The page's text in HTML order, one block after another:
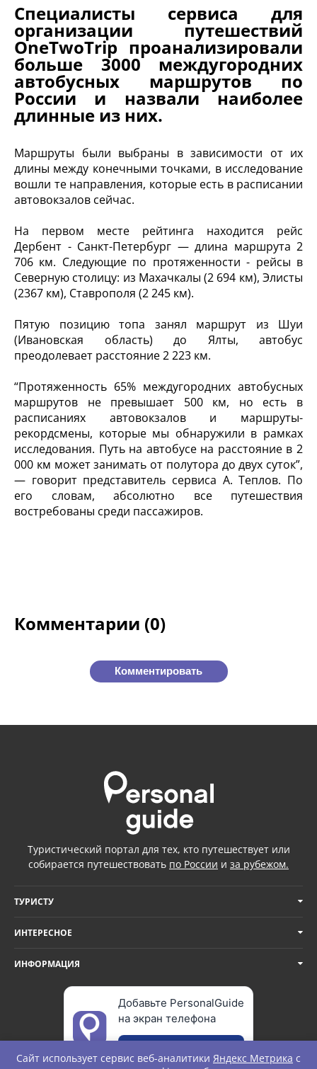
Специалисты сервиса для
организации путешествий
OneTwoTrip проанализировали
больше 3000 междугородних
автобусных маршрутов по
России и назвали наиболее
длинные из них.
Маршруты были выбраны в зависимости от их
длины между конечными точками, в исследование
вошли те направления, которые есть в расписании
автовокзалов сейчас.
На первом месте рейтинга находится рейс
Дербент - Санкт-Петербург — длина маршрута 2
706 км. Следующие по протяженности - рейсы в
Северную столицу: из Махачкалы (2 694 км), Элисты
(2367 км), Ставрополя (2 245 км).
Пятую позицию топа занял маршрут из Шуи
(Ивановская область) до Ялты, автобус
преодолевает расстояние 2 223 км.
“Протяженность 65% междугородних автобусных
маршрутов не превышает 500 км, но есть в
расписаниях автовокзалов и маршруты-
рекордсмены, которые мы обнаружили в рамках
исследования. Путь на автобусе на расстояние в 2
000 км может занимать от полутора до двух суток”,
— говорит представитель сервиса А. Теплов. По
его словам, абсолютно все путешествия
востребованы среди пассажиров.
Комментарии (0)
Комментировать
Туристический портал для тех, кто путешествует или
собирается путешествовать по России и за рубежом.
ТУРИСТУ
ИНТЕРЕСНОЕ
ИНФОРМАЦИЯ
Добавьте PersonalGuide
на экран телефона
Сайт использует сервис веб-аналитики Яндекс Метрика с